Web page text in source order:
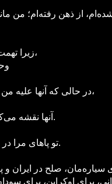
۱۳ زیرا تهمت بسیاری را شنیده‌ام،
در حالی که آنها علیه من با هم مشورت می‌کردند،
آنها نقشه می‌کشیدند تا جان مرا بگیرند.
تو پاهای مرا در جای بزرگی قرار داده‌ای.
سیاره‌مان، صلح در ایران و
برای اوکراین، برای